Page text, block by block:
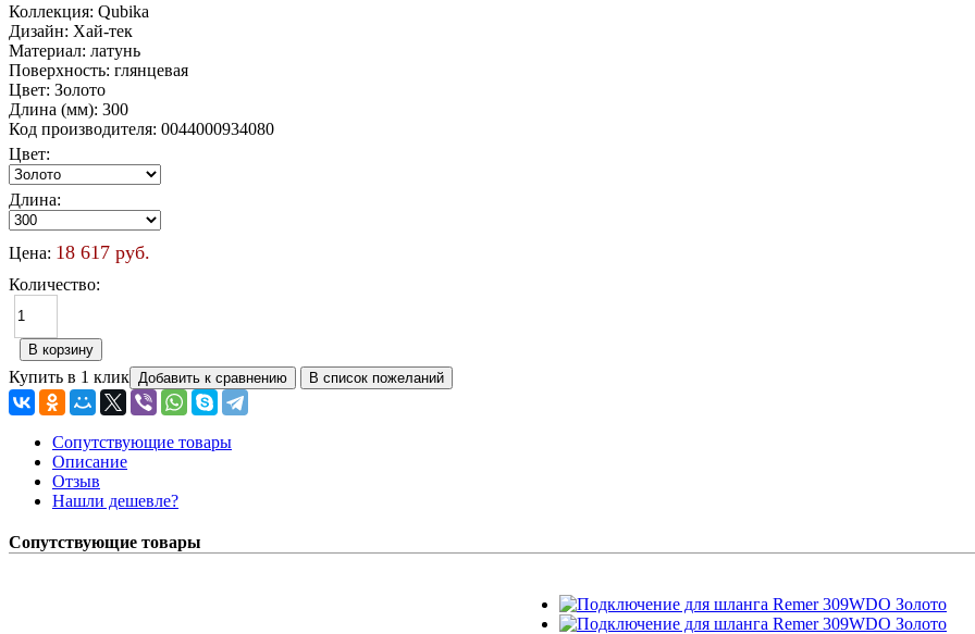
Коллекция: Qubika
Дизайн: Хай-тек
Материал: латунь
Поверхность: глянцевая
Цвет: Золото
Длина (мм): 300
Код производителя: 0044000934080
Цвет:
Длина:
Цена: 18 617 руб.
Количество:
Купить в 1 клик
Сопутствующие товары
Описание
Отзыв
Нашли дешевле?
Сопутствующие товары